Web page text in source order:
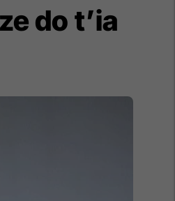
do t’ia